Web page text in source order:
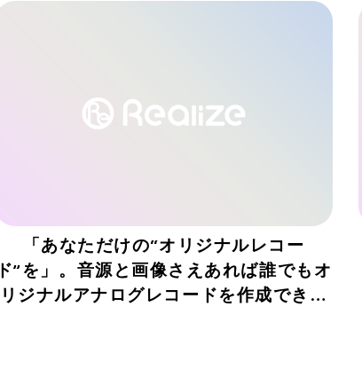
「あなただけの“オリジナルレコー
ド”を」。音源と画像さえあれば誰でもオ
リジナルアナログレコードを作成できる